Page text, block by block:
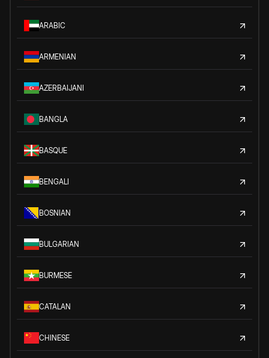
ARABIC
ARMENIAN
AZERBAIJANI
BANGLA
BASQUE
BENGALI
BOSNIAN
BULGARIAN
BURMESE
CATALAN
CHINESE